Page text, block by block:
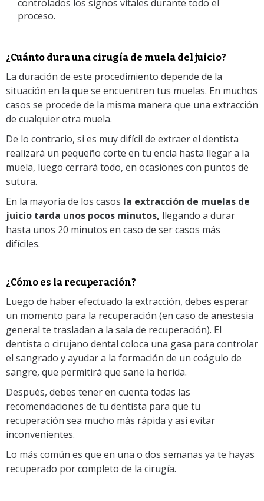
controlados los signos vitales durante todo el
proceso.
¿Cuánto dura una cirugía de muela del juicio?
La duración de este procedimiento depende de la
situación en la que se encuentren tus muelas. En muchos
casos se procede de la misma manera que una extracción
de cualquier otra muela.
De lo contrario, si es muy difícil de extraer el dentista
realizará un pequeño corte en tu encía hasta llegar a la
muela, luego cerrará todo, en ocasiones con puntos de
sutura.
En la mayoría de los casos la extracción de muelas de
juicio tarda unos pocos minutos, llegando a durar
hasta unos 20 minutos en caso de ser casos más
difíciles.
¿Cómo es la recuperación?
Luego de haber efectuado la extracción, debes esperar
un momento para la recuperación (en caso de anestesia
general te trasladan a la sala de recuperación). El
dentista o cirujano dental coloca una gasa para controlar
el sangrado y ayudar a la formación de un coágulo de
sangre, que permitirá que sane la herida.
Después, debes tener en cuenta todas las
recomendaciones de tu dentista para que tu
recuperación sea mucho más rápida y así evitar
inconvenientes.
Lo más común es que en una o dos semanas ya te hayas
recuperado por completo de la cirugía.